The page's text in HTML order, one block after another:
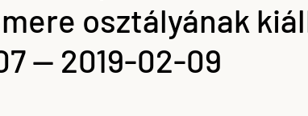
Call for proposals Gáspár Annamária Getting Started
osztályának
— 2019-02-09